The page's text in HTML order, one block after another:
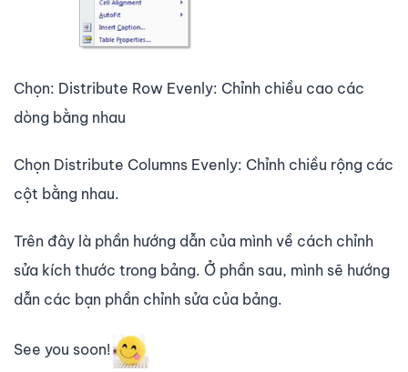
Chọn: Distribute Row Evenly: Chỉnh chiều cao các
dòng bằng nhau
Chọn Distribute Columns Evenly: Chỉnh chiều rộng các
cột bằng nhau.
Trên đây là phần hướng dẫn của mình về cách chỉnh
sửa kích thước trong bảng. Ở phần sau, mình sẽ hướng
dẫn các bạn phần chỉnh sửa của bảng.
See you soon!